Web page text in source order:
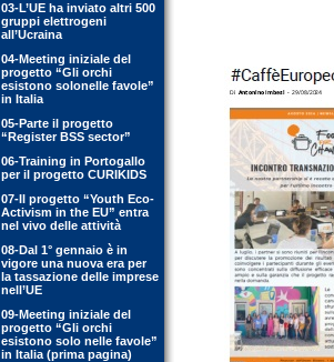
03-L’UE ha inviato altri 500
gruppi elettrogeni
all’Ucraina
04-Meeting iniziale del
progetto “Gli orchi
esistono solonelle favole”
in Italia
05-Parte il progetto
“Register BSS sector”
06-Training in Portogallo
per il progetto CURIKIDS
07-Il progetto “Youth Eco-
Activism in the EU” entra
nel vivo delle attività
08-Dal 1° gennaio è in
vigore una nuova era per
la tassazione delle imprese
nell’UE
09-Meeting iniziale del
progetto “Gli orchi
esistono solo nelle favole”
in Italia (prima pagina)